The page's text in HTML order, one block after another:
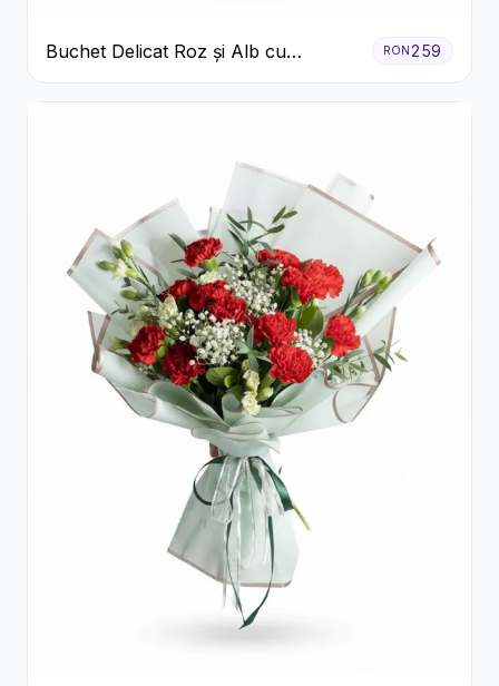
Buchet Delicat Roz și Alb cu
Trandafiri și Lisianthus
RON259